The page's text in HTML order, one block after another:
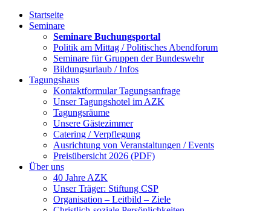
Startseite
Seminare
Seminare Buchungsportal
Politik am Mittag / Politisches Abendforum
Seminare für Gruppen der Bundeswehr
Bildungsurlaub / Infos
Tagungshaus
Kontaktformular Tagungsanfrage
Unser Tagungshotel im AZK
Tagungsräume
Unsere Gästezimmer
Catering / Verpflegung
Ausrichtung von Veranstaltungen / Events
Preisübersicht 2026 (PDF)
Über uns
40 Jahre AZK
Unser Träger: Stiftung CSP
Organisation – Leitbild – Ziele